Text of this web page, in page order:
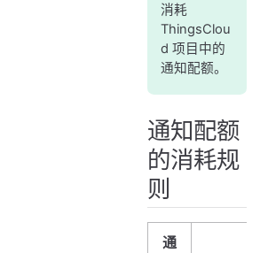
消耗
ThingsClou
d 项目中的
通知配额。
通知配额
的消耗规
则
通